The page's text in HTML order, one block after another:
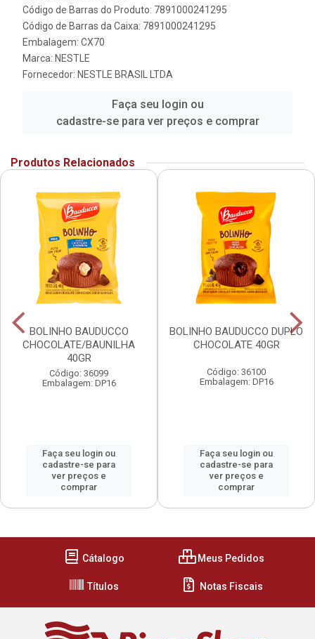
Código de Barras do Produto: 7891000241295
Código de Barras da Caixa: 7891000241295
Embalagem: CX70
Marca: NESTLE
Fornecedor: NESTLE BRASIL LTDA
Faça seu login ou
cadastre-se para ver preços e comprar
Produtos Relacionados
BOLINHO BAUDUCCO
CHOCOLATE/BAUNILHA
40GR
Código: 36099
Embalagem: DP16
Faça seu login ou
cadastre-se para
ver preços e
comprar
BOLINHO BAUDUCCO DUPLO
CHOCOLATE 40GR
Código: 36100
Embalagem: DP16
Faça seu login ou
cadastre-se para
ver preços e
comprar
Cátalogo Meus Pedidos
Títulos Notas Fiscais